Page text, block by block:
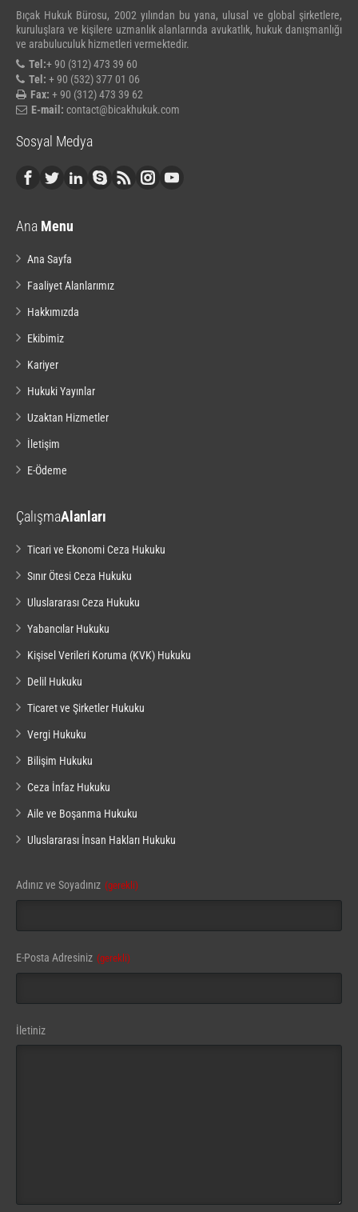
Bıçak Hukuk Bürosu, 2002 yılından bu yana, ulusal ve global şirketlere,
kuruluşlara ve kişilere uzmanlık alanlarında avukatlık, hukuk danışmanlığı
ve arabuluculuk hizmetleri vermektedir.
Tel:+ 90 (312) 473 39 60
Tel: + 90 (532) 377 01 06
Fax: + 90 (312) 473 39 62
E-mail: contact@bicakhukuk.com
Sosyal Medya
Ana Menu
Ana Sayfa
Faaliyet Alanlarımız
Hakkımızda
Ekibimiz
Kariyer
Hukuki Yayınlar
Uzaktan Hizmetler
İletişim
E-Ödeme
ÇalışmaAlanları
Ticari ve Ekonomi Ceza Hukuku
Sınır Ötesi Ceza Hukuku
Uluslararası Ceza Hukuku
Yabancılar Hukuku
Kişisel Verileri Koruma (KVK) Hukuku
Delil Hukuku
Ticaret ve Şirketler Hukuku
Vergi Hukuku
Bilişim Hukuku
Ceza İnfaz Hukuku
Aile ve Boşanma Hukuku
Uluslararası İnsan Hakları Hukuku
Adınız ve Soyadınız (gerekli)
E-Posta Adresiniz (gerekli)
Email
Address (gerekli)
İletiniz